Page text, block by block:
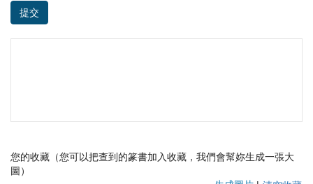
提交
您的收藏（您可以把查到的篆書加入收藏，我們會幫妳生成一張大
圖）